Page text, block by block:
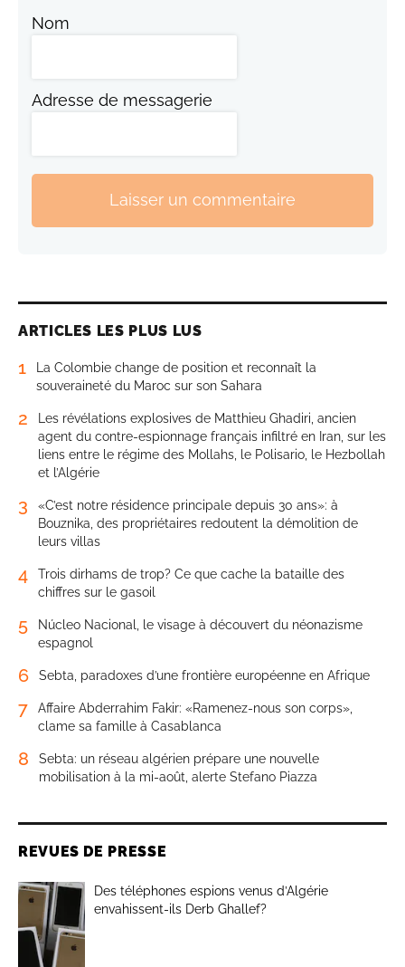
Nom
Adresse de messagerie
Laisser un commentaire
ARTICLES LES PLUS LUS
1
La Colombie change de position et reconnaît la
souveraineté du Maroc sur son Sahara
2
Les révélations explosives de Matthieu Ghadiri, ancien
agent du contre-espionnage français infiltré en Iran, sur les
liens entre le régime des Mollahs, le Polisario, le Hezbollah
et l’Algérie
3
«C’est notre résidence principale depuis 30 ans»: à
Bouznika, des propriétaires redoutent la démolition de
leurs villas
4
Trois dirhams de trop? Ce que cache la bataille des
chiffres sur le gasoil
5
Núcleo Nacional, le visage à découvert du néonazisme
espagnol
6 Sebta, paradoxes d’une frontière européenne en Afrique
7
Affaire Abderrahim Fakir: «Ramenez-nous son corps»,
clame sa famille à Casablanca
8
Sebta: un réseau algérien prépare une nouvelle
mobilisation à la mi-août, alerte Stefano Piazza
REVUES DE PRESSE
Des téléphones espions venus d’Algérie
envahissent-ils Derb Ghallef?